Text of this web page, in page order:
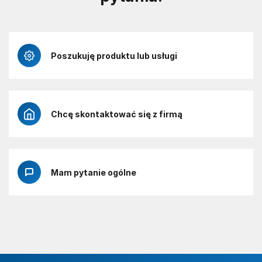
Poszukuję produktu lub usługi
Chcę skontaktować się z firmą
Mam pytanie ogólne